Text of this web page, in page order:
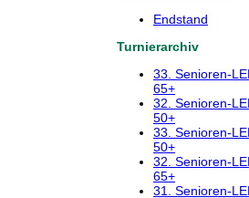
Endstand
Turnierarchiv
33. Senioren-
65+
32. Senioren-
50+
33. Senioren-
50+
32. Senioren-
65+
31. Senioren-